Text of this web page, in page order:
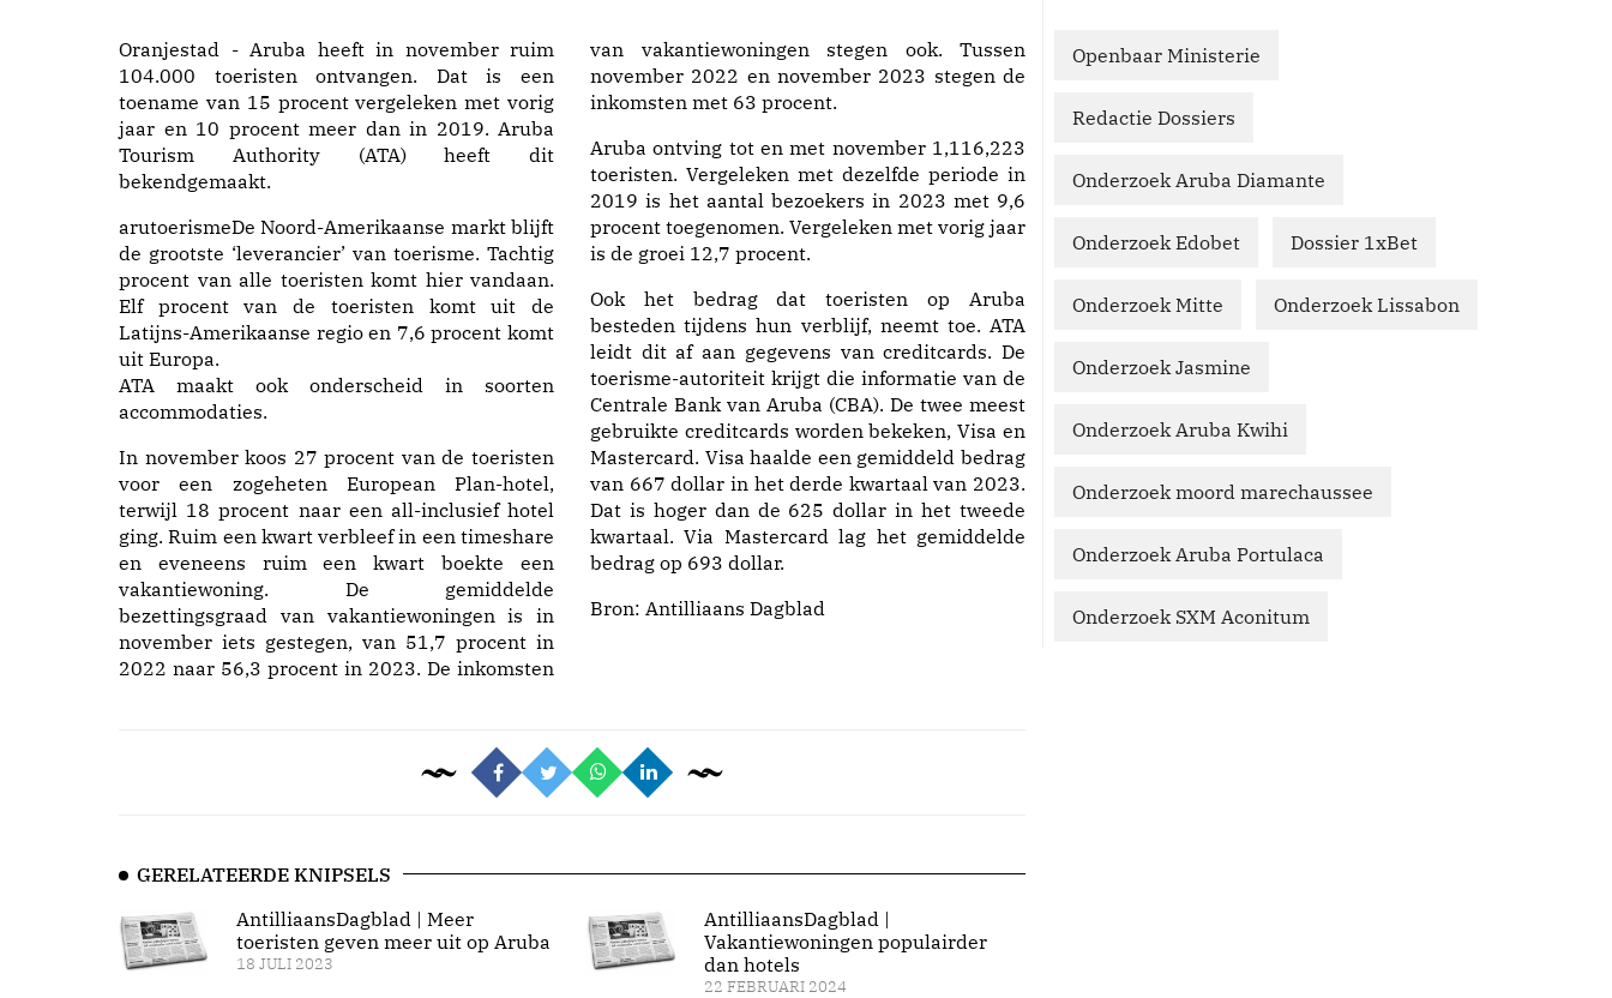
Oranjestad - Aruba heeft in november ruim
104.000 toeristen ontvangen. Dat is een
toename van 15 procent vergeleken met vorig
jaar en 10 procent meer dan in 2019. Aruba
Tourism Authority (ATA) heeft dit
bekendgemaakt.
arutoerismeDe Noord-Amerikaanse markt blijft
de grootste ‘leverancier’ van toerisme. Tachtig
procent van alle toeristen komt hier vandaan.
Elf procent van de toeristen komt uit de
Latijns-Amerikaanse regio en 7,6 procent komt
uit Europa.
ATA maakt ook onderscheid in soorten
accommodaties.
In november koos 27 procent van de toeristen
voor een zogeheten European Plan-hotel,
terwijl 18 procent naar een all-inclusief hotel
ging. Ruim een kwart verbleef in een timeshare
en eveneens ruim een kwart boekte een
vakantiewoning. De gemiddelde
bezettingsgraad van vakantiewoningen is in
november iets gestegen, van 51,7 procent in
2022 naar 56,3 procent in 2023. De inkomsten
van vakantiewoningen stegen ook. Tussen
november 2022 en november 2023 stegen de
inkomsten met 63 procent.
Aruba ontving tot en met november 1,116,223
toeristen. Vergeleken met dezelfde periode in
2019 is het aantal bezoekers in 2023 met 9,6
procent toegenomen. Vergeleken met vorig jaar
is de groei 12,7 procent.
Ook het bedrag dat toeristen op Aruba
besteden tijdens hun verblijf, neemt toe. ATA
leidt dit af aan gegevens van creditcards. De
toerisme-autoriteit krijgt die informatie van de
Centrale Bank van Aruba (CBA). De twee meest
gebruikte creditcards worden bekeken, Visa en
Mastercard. Visa haalde een gemiddeld bedrag
van 667 dollar in het derde kwartaal van 2023.
Dat is hoger dan de 625 dollar in het tweede
kwartaal. Via Mastercard lag het gemiddelde
bedrag op 693 dollar.
Bron: Antilliaans Dagblad
GERELATEERDE KNIPSELS
AntilliaansDagblad | Meer
toeristen geven meer uit op Aruba
18 JULI 2023
AntilliaansDagblad |
Vakantiewoningen populairder
dan hotels
22 FEBRUARI 2024
Openbaar Ministerie
Redactie Dossiers
Onderzoek Aruba Diamante
Onderzoek Edobet Dossier 1xBet
Onderzoek Mitte Onderzoek Lissabon
Onderzoek Jasmine
Onderzoek Aruba Kwihi
Onderzoek moord marechaussee
Onderzoek Aruba Portulaca
Onderzoek SXM Aconitum